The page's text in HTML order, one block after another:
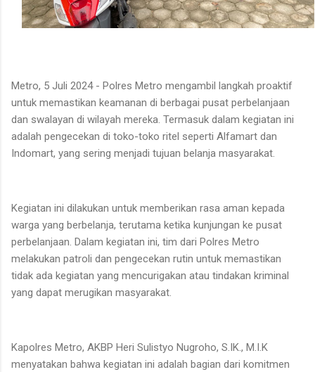
Metro, 5 Juli 2024 - Polres Metro mengambil langkah proaktif
untuk memastikan keamanan di berbagai pusat perbelanjaan
dan swalayan di wilayah mereka. Termasuk dalam kegiatan ini
adalah pengecekan di toko-toko ritel seperti Alfamart dan
Indomart, yang sering menjadi tujuan belanja masyarakat.
Kegiatan ini dilakukan untuk memberikan rasa aman kepada
warga yang berbelanja, terutama ketika kunjungan ke pusat
perbelanjaan. Dalam kegiatan ini, tim dari Polres Metro
melakukan patroli dan pengecekan rutin untuk memastikan
tidak ada kegiatan yang mencurigakan atau tindakan kriminal
yang dapat merugikan masyarakat.
Kapolres Metro, AKBP Heri Sulistyo Nugroho, S.IK., M.I.K
menyatakan bahwa kegiatan ini adalah bagian dari komitmen